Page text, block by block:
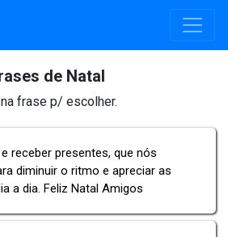
de Natal
frase p/ escolher.
receber presentes, que nós
diminuir o ritmo e apreciar as
a dia. Feliz Natal Amigos